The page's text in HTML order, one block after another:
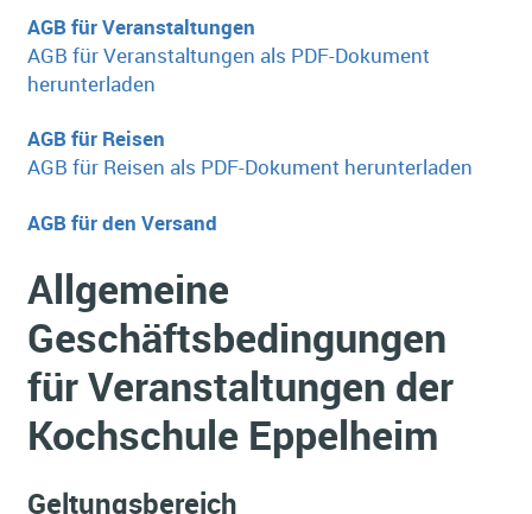
AGB für Veranstaltungen
AGB für Veranstaltungen als PDF-Dokument
herunterladen
AGB für Reisen
AGB für Reisen als PDF-Dokument herunterladen
AGB für den Versand
Allgemeine
Geschäftsbedingungen
für Veranstaltungen der
Kochschule Eppelheim
Geltungsbereich